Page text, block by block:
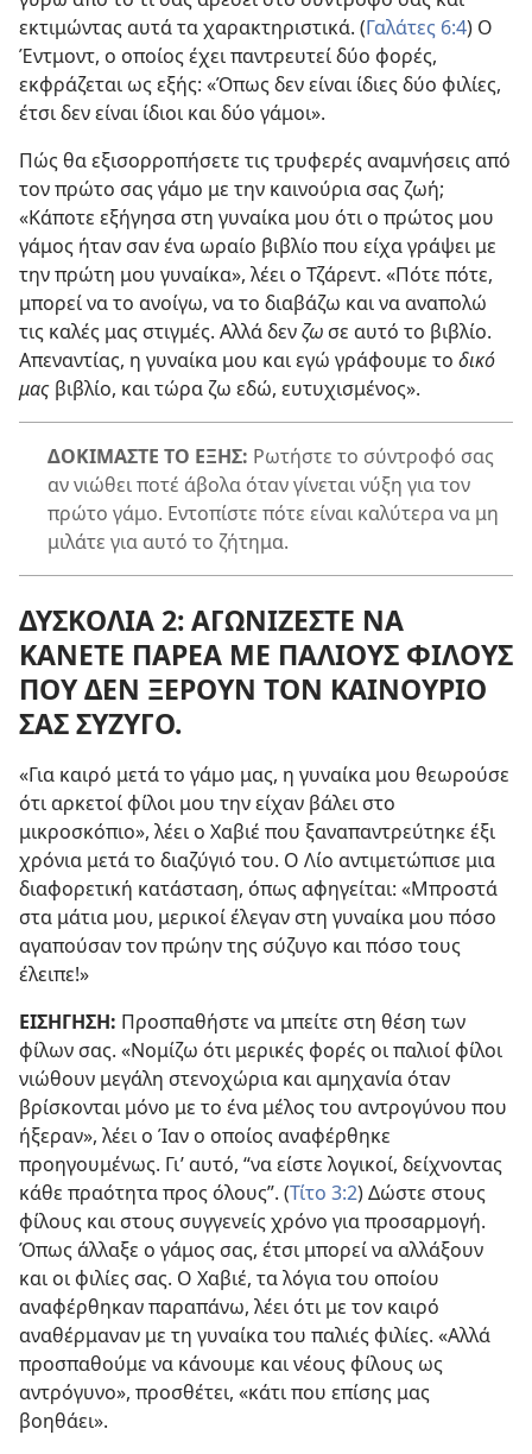
εκτιμώντας αυτά τα χαρακτηριστικά. (Γαλάτες 6:4) Ο
Έντμοντ, ο οποίος έχει παντρευτεί δύο φορές,
εκφράζεται ως εξής: «Όπως δεν είναι ίδιες δύο φιλίες,
έτσι δεν είναι ίδιοι και δύο γάμοι».
Πώς θα εξισορροπήσετε τις τρυφερές αναμνήσεις από
τον πρώτο σας γάμο με την καινούρια σας ζωή;
«Κάποτε εξήγησα στη γυναίκα μου ότι ο πρώτος μου
γάμος ήταν σαν ένα ωραίο βιβλίο που είχα γράψει με
την πρώτη μου γυναίκα», λέει ο Τζάρεντ. «Πότε πότε,
μπορεί να το ανοίγω, να το διαβάζω και να αναπολώ
τις καλές μας στιγμές. Αλλά δενζω σε αυτό το βιβλίο.
Απεναντίας, η γυναίκα μου και εγώ γράφουμε το δικό
μας βιβλίο, και τώρα ζω εδώ, ευτυχισμένος».
ΔΟΚΙΜΑΣΤΕ ΤΟ ΕΞΗΣ: Ρωτήστε το σύντροφό σας
αν νιώθει ποτέ άβολα όταν γίνεται νύξη για τον
πρώτο γάμο. Εντοπίστε πότε είναι καλύτερα να μη
μιλάτε για αυτό το ζήτημα.
ΔΥΣΚΟΛΙΑ 2: ΑΓΩΝΙΖΕΣΤΕ ΝΑ
ΚΑΝΕΤΕ ΠΑΡΕΑ ΜΕ ΠΑΛΙΟΥΣ ΦΙΛΟΥΣ
ΠΟΥ ΔΕΝ ΞΕΡΟΥΝ ΤΟΝ ΚΑΙΝΟΥΡΙΟ
ΣΑΣ ΣΥΖΥΓΟ.
«Για καιρό μετά το γάμο μας, η γυναίκα μου θεωρούσε
ότι αρκετοί φίλοι μου την είχαν βάλει στο
μικροσκόπιο», λέει ο Χαβιέ που ξαναπαντρεύτηκε έξι
χρόνια μετά το διαζύγιό του. Ο Λίο αντιμετώπισε μια
διαφορετική κατάσταση, όπως αφηγείται: «Μπροστά
στα μάτια μου, μερικοί έλεγαν στη γυναίκα μου πόσο
αγαπούσαν τον πρώην της σύζυγο και πόσο τους
έλειπε!»
ΕΙΣΗΓΗΣΗ: Προσπαθήστε να μπείτε στη θέση των
φίλων σας. «Νομίζω ότι μερικές φορές οι παλιοί φίλοι
νιώθουν μεγάλη στενοχώρια και αμηχανία όταν
βρίσκονται μόνο με το ένα μέλος του αντρογύνου που
ήξεραν», λέει ο Ίαν ο οποίος αναφέρθηκε
προηγουμένως. Γι’ αυτό, “να είστε λογικοί, δείχνοντας
κάθε πραότητα προς όλους”. (Τίτο 3:2) Δώστε στους
φίλους και στους συγγενείς χρόνο για προσαρμογή.
Όπως άλλαξε ο γάμος σας, έτσι μπορεί να αλλάξουν
και οι φιλίες σας. Ο Χαβιέ, τα λόγια του οποίου
αναφέρθηκαν παραπάνω, λέει ότι με τον καιρό
αναθέρμαναν με τη γυναίκα του παλιές φιλίες. «Αλλά
προσπαθούμε να κάνουμε και νέους φίλους ως
αντρόγυνο», προσθέτει, «κάτι που επίσης μας
βοηθάει».